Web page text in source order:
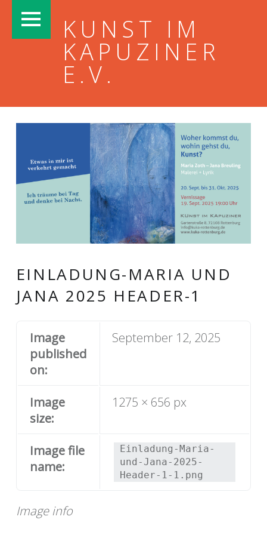
KUNST IM
KAPUZINER
E.V.
EINLADUNG-MARIA UND
JANA 2025 HEADER-1
Image info
Image
published
on:
September 12, 2025
Image
size:
1275 × 656 px
Image file
name:
Einladung-Maria-
und-Jana-2025-
Header-1-1.png